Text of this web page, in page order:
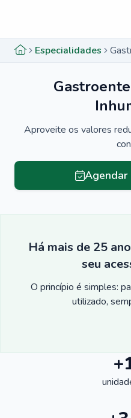
Especialidades
Aproveite os valores
Há mais de 25
seu
O princípio é simples:
utilizado,